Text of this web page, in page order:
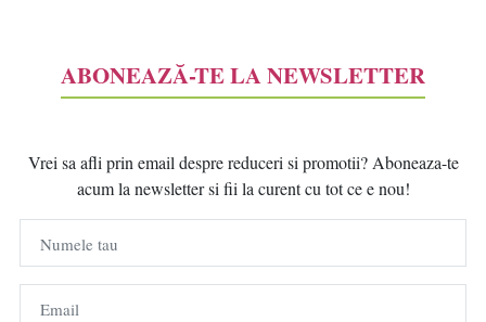
ABONEAZĂ-TE LA NEWSLETTER
Vrei sa afli prin email despre reduceri si promotii? Aboneaza-te
acum la newsletter si fii la curent cu tot ce e nou!
Numele tau
Email